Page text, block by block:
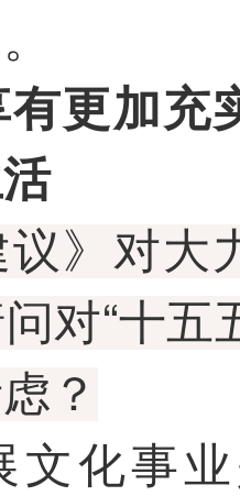
更加充
议》对
对“十五
？
文化事